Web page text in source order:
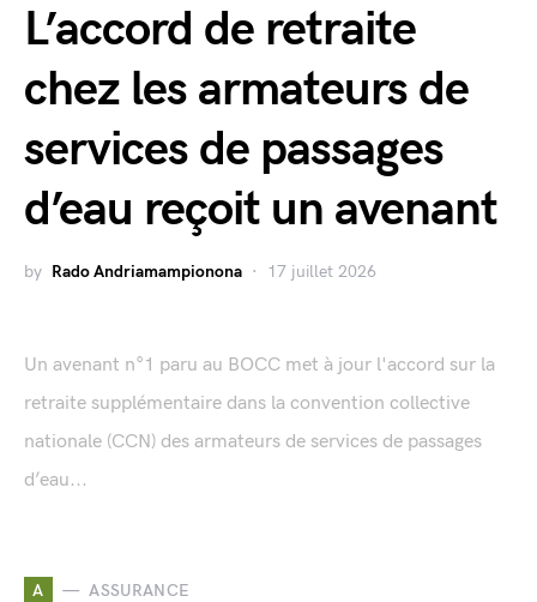
L’accord de retraite
chez les armateurs de
services de passages
d’eau reçoit un avenant
by Rado Andriamampionona 17 juillet 2026
Un avenant n°1 paru au BOCC met à jour l'accord sur la
retraite supplémentaire dans la convention collective
nationale (CCN) des armateurs de services de passages
d’eau...
A ASSURANCE